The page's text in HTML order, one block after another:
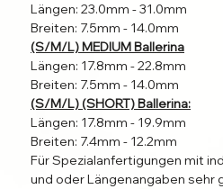
Längen: 23.0mm - 31.0mm
Breiten: 7.5mm - 14.0mm
(S/M/L) MEDIUM Ballerina
Längen: 17.8mm - 22.8mm
Breiten: 7.5mm - 14.0mm
(S/M/L) (SHORT) Ballerina:
Längen: 17.8mm - 19.9mm
Breiten: 7.4mm - 12.2mm
Für Spezialanfertigungen mit
und oder Längenangaben sehr